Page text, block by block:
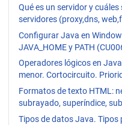
Qué es un servidor y
servidores (proxy,dns,
Configurar Java en
JAVA_HOME y PATH
Operadores lógicos en
menor. Cortocircuito.
Formatos de texto HTML:
subrayado, superíndice,
Tipos de datos Java.